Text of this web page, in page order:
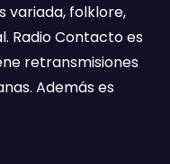
variada, folklore,
Radio Contacto es
retransmisiones
Además es